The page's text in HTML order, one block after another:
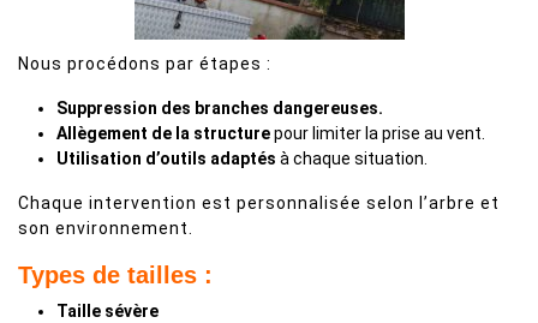
Nous procédons par étapes :
Suppression des branches dangereuses.
Allègement de la structurepour limiter la prise au vent.
Utilisation d’outils adaptés à chaque situation.
Chaque intervention est personnalisée selon l’arbre et
son environnement.
Types de tailles :
Taille sévère